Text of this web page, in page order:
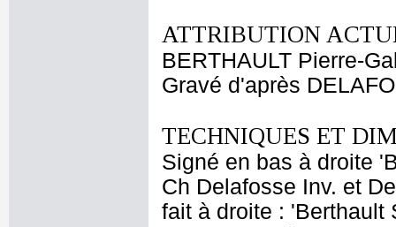
ATTRIBUTION
BERTHAULT Pierre-
Gravé d'après
TECHNIQUES ET
Signé en bas à droite
Ch Delafosse Inv. et
fait à droite : 'Berthault